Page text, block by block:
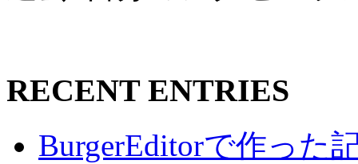
RECENT ENTRIES
BurgerEditorで作った